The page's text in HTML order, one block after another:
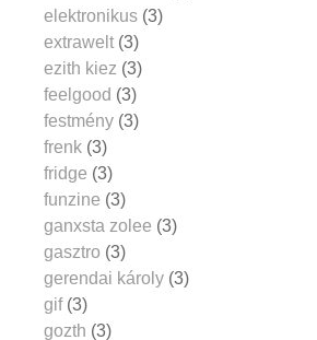
elektronikus (3)
extrawelt (3)
ezith kiez (3)
feelgood (3)
festmény (3)
frenk (3)
fridge (3)
funzine (3)
ganxsta zolee (3)
gasztro (3)
gerendai károly (3)
gif (3)
gozth (3)